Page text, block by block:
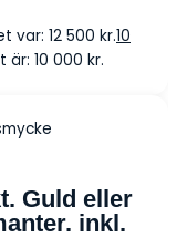
var: 12 500 kr.10
10 000 kr.
Guld eller
inkl.